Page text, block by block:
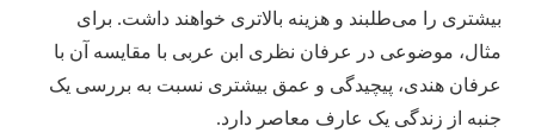
بیشتری را می‌طلبند و هزینه بالاتری خواهند داشت. برای
مثال، موضوعی در عرفان نظری ابن عربی با مقایسه آن با
عرفان هندی، پیچیدگی و عمق بیشتری نسبت به بررسی یک
جنبه از زندگی یک عارف معاصر دارد.